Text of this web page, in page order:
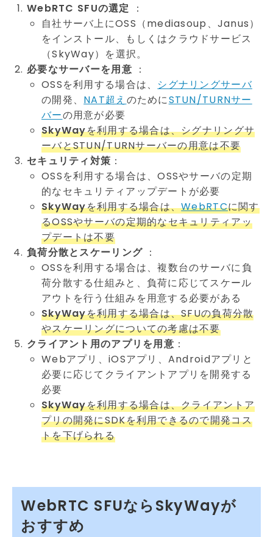
WebRTC SFUの選定 ：
自社サーバ上にOSS（mediasoup、Janus）
をインストール、もしくはクラウドサービス
（SkyWay）を選択。
必要なサーバーを用意 ：
OSSを利用する場合は、 シグナリングサーバ
の開発、 NAT超え のためにSTUN/TURNサー
バーの用意が必要
SkyWayを利用する場合は、シグナリングサ
ーバとSTUN/TURNサーバーの用意は不要
セキュリティ対策 ：
OSSを利用する場合は、OSSやサーバの定期
的なセキュリティアップデートが必要
SkyWayを利用する場合は、WebRTCに関す
るOSSやサーバの定期的なセキュリティアッ
プデートは不要
負荷分散とスケーリング ：
OSSを利用する場合は、複数台のサーバに負
荷分散する仕組みと、負荷に応じてスケール
アウトを行う仕組みを用意する必要がある
SkyWayを利用する場合は、SFUの負荷分散
やスケーリングについての考慮は不要
クライアント用のアプリを用意 ：
Webアプリ、iOSアプリ、Androidアプリと
必要に応じてクライアントアプリを開発する
必要
SkyWayを利用する場合は、クライアントア
プリの開発にSDKを利用できるので開発コス
トを下げられる
WebRTC SFUならSkyWayが
おすすめ